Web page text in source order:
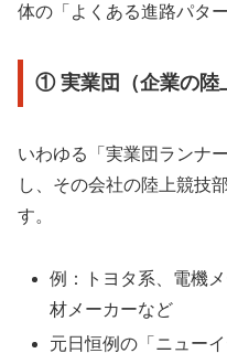
体の「よくある進路パタ
① 実業団（企業の陸
いわゆる「実業団ランナ
し、その会社の陸上競技
す。
例：トヨタ系、電機
材メーカーなど
元日恒例の「ニュー